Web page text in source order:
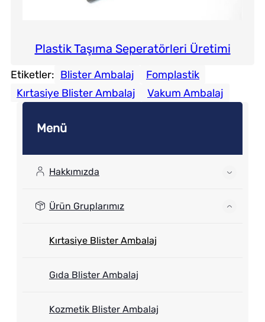
Plastik Taşıma Seperatörleri Üretimi
Etiketler: Blister Ambalaj
Fomplastik
Kırtasiye Blister Ambalaj
Vakum Ambalaj
Menü
Hakkımızda
Ürün Gruplarımız
Kırtasiye Blister Ambalaj
Gıda Blister Ambalaj
Kozmetik Blister Ambalaj